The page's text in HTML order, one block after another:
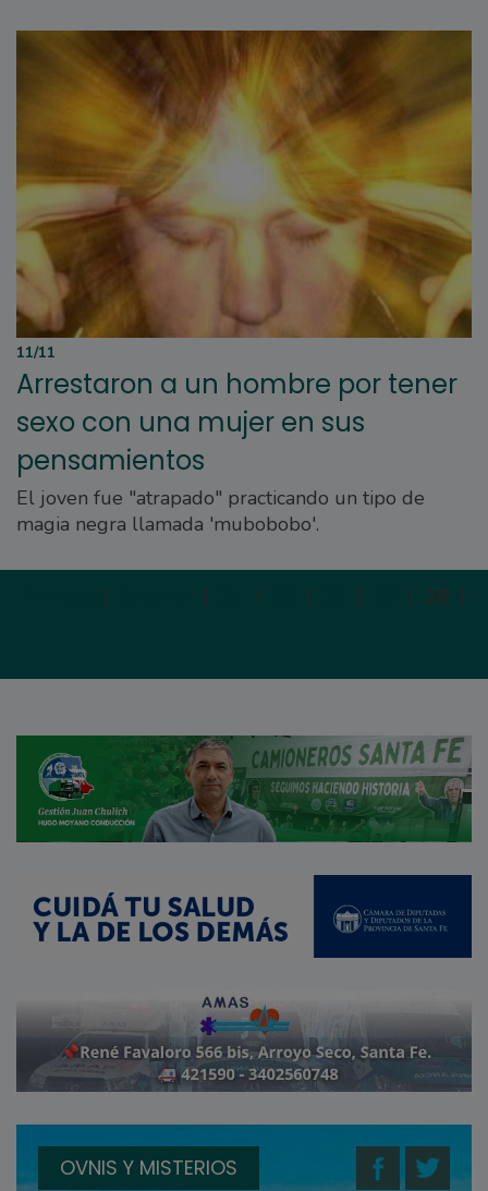
11/11
Arrestaron a un hombre por tener
sexo con una mujer en sus
pensamientos
El joven fue "atrapado" practicando un tipo de
magia negra llamada 'mubobobo'.
| | | | | | 28 |
OVNIS Y MISTERIOS